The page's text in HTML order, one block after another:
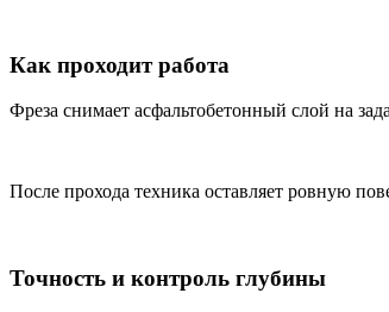
Как проходит работа
Фреза снимает асфальтобетонный слой на
После прохода техника оставляет ровную
Точность и контроль глубины